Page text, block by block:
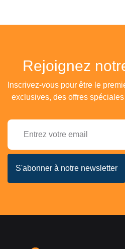
Rejoignez
Inscrivez-vous pour être le
exclusives, des offres